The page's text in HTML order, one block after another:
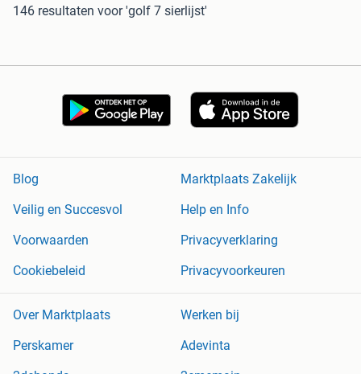
146 resultaten voor 'golf 7 sierlijst'
Blog
Marktplaats Zakelijk
Veilig en Succesvol
Help en Info
Voorwaarden
Privacyverklaring
Cookiebeleid
Privacyvoorkeuren
Over Marktplaats
Werken bij
Perskamer
Adevinta